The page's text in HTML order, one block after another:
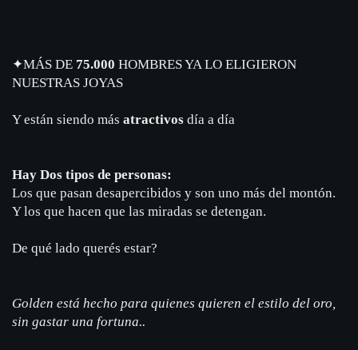
✦MÁS DE 75.000 HOMBRES YA LO ELIGIERON
NUESTRAS JOYAS
Y están siendo más atractivos día a día
Hay Dos tipos de personas:
Los que pasan desapercibidos y son uno más del montón.
Y los que hacen que las miradas se detengan.
De qué lado querés estar?
Golden está hecho para quienes quieren el estilo del oro,
sin gastar una fortuna..